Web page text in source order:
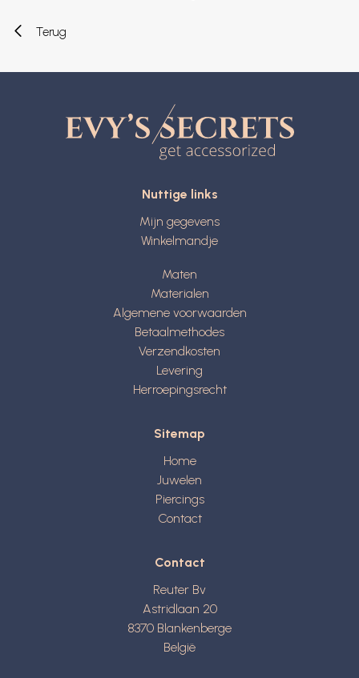
Terug
Nuttige links
Mijn gegevens
Winkelmandje
Maten
Materialen
Algemene voorwaarden
Betaalmethodes
Verzendkosten
Levering
Herroepingsrecht
Sitemap
Home
Juwelen
Piercings
Contact
Contact
Reuter Bv
Astridlaan 20
8370 Blankenberge
België